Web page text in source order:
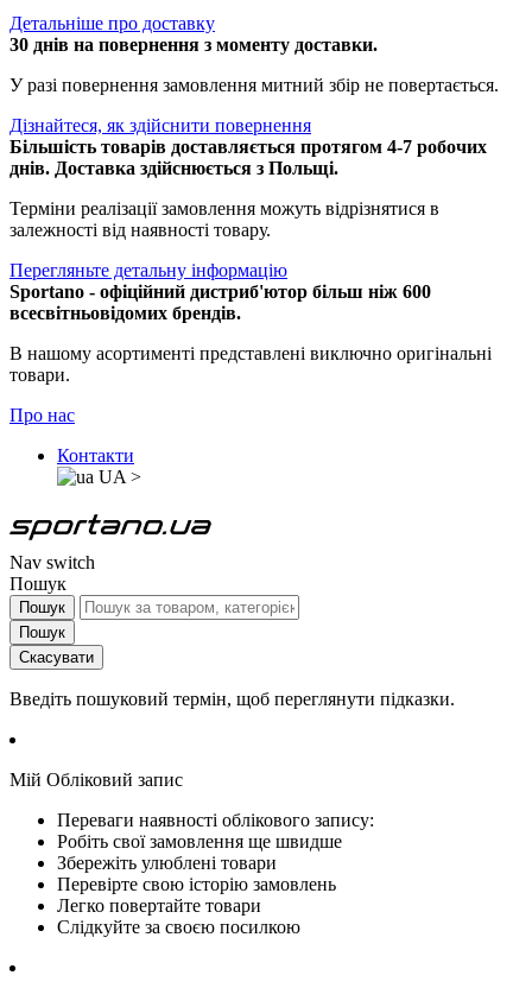
Детальніше про доставку
30 днів на повернення з моменту доставки.
У разі повернення замовлення митний збір не повертається.
Дізнайтеся, як здійснити повернення
Більшість товарів доставляється протягом 4-7 робочих
днів. Доставка здійснюється з Польщі.
Терміни реалізації замовлення можуть відрізнятися в
залежності від наявності товару.
Перегляньте детальну інформацію
Sportano - офіційний дистриб'ютор більш ніж 600
всесвітньовідомих брендів.
В нашому асортименті представлені виключно оригінальні
товари.
Про нас
Контакти
UA >
Nav switch
Пошук
Пошук
Пошук
Скасувати
Введіть пошуковий термін, щоб переглянути підказки.
Мій Обліковий запис
Переваги наявності облікового запису:
Робіть свої замовлення ще швидше
Збережіть улюблені товари
Перевірте свою історію замовлень
Легко повертайте товари
Слідкуйте за своєю посилкою